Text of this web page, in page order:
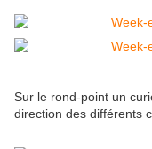
Sur le rond-point un
direction des différents